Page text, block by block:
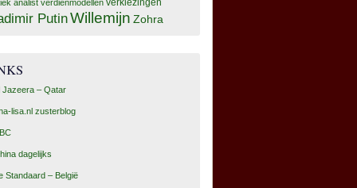
analist verdienmodellen verkiezingen
PutinWillemijn Zohra
Jazeera – Qatar
lisa.nl zusterblog
dagelijks
Standaard – België